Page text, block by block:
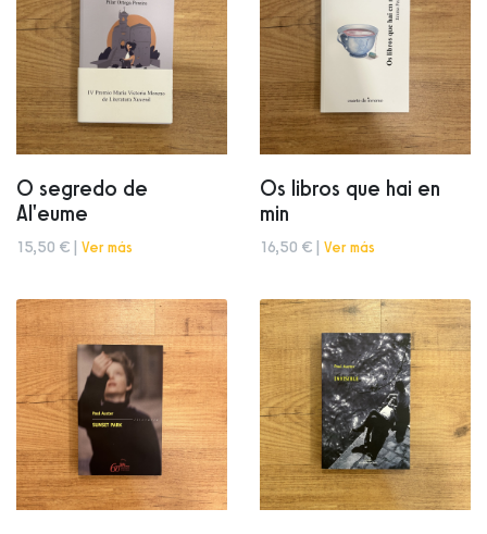
O segredo de
Al'eume
15,50 € | Ver más
Os libros que hai en
min
16,50 € | Ver más